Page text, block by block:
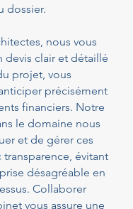
dossier.
nous vous
devis clair et détaillé
projet, vous
précisément
financiers. Notre
le domaine nous
et de gérer ces
transparence, évitant
désagréable en
Collaborer
vous assure une